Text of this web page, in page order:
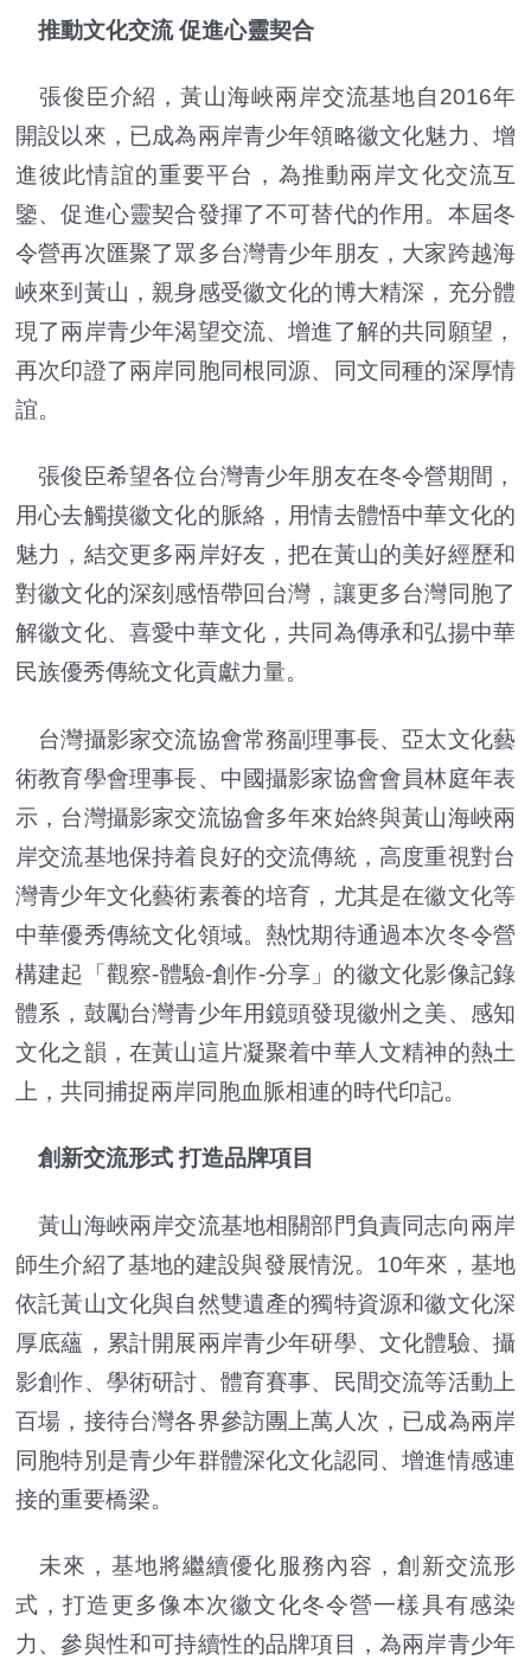
推動文化交流 促進心靈契合
張俊臣介紹，黃山海峽兩岸交流基地自2016年
開設以來，已成為兩岸青少年領略徽文化魅力、增
進彼此情誼的重要平台，為推動兩岸文化交流互
鑒、促進心靈契合發揮了不可替代的作用。本屆冬
令營再次匯聚了眾多台灣青少年朋友，大家跨越海
峽來到黃山，親身感受徽文化的博大精深，充分體
現了兩岸青少年渴望交流、增進了解的共同願望，
再次印證了兩岸同胞同根同源、同文同種的深厚情
誼。
張俊臣希望各位台灣青少年朋友在冬令營期間，
用心去觸摸徽文化的脈絡，用情去體悟中華文化的
魅力，結交更多兩岸好友，把在黃山的美好經歷和
對徽文化的深刻感悟帶回台灣，讓更多台灣同胞了
解徽文化、喜愛中華文化，共同為傳承和弘揚中華
民族優秀傳統文化貢獻力量。
台灣攝影家交流協會常務副理事長、亞太文化藝
術教育學會理事長、中國攝影家協會會員林庭年表
示，台灣攝影家交流協會多年來始終與黃山海峽兩
岸交流基地保持着良好的交流傳統，高度重視對台
灣青少年文化藝術素養的培育，尤其是在徽文化等
中華優秀傳統文化領域。熱忱期待通過本次冬令營
構建起「觀察-體驗-創作-分享」的徽文化影像記錄
體系，鼓勵台灣青少年用鏡頭發現徽州之美、感知
文化之韻，在黃山這片凝聚着中華人文精神的熱土
上，共同捕捉兩岸同胞血脈相連的時代印記。
創新交流形式 打造品牌項目
黃山海峽兩岸交流基地相關部門負責同志向兩岸
師生介紹了基地的建設與發展情況。10年來，基地
依託黃山文化與自然雙遺產的獨特資源和徽文化深
厚底蘊，累計開展兩岸青少年研學、文化體驗、攝
影創作、學術研討、體育賽事、民間交流等活動上
百場，接待台灣各界參訪團上萬人次，已成為兩岸
同胞特別是青少年群體深化文化認同、增進情感連
接的重要橋梁。
未來，基地將繼續優化服務內容，創新交流形
式，打造更多像本次徽文化冬令營一樣具有感染
力、參與性和可持續性的品牌項目，為兩岸青少年